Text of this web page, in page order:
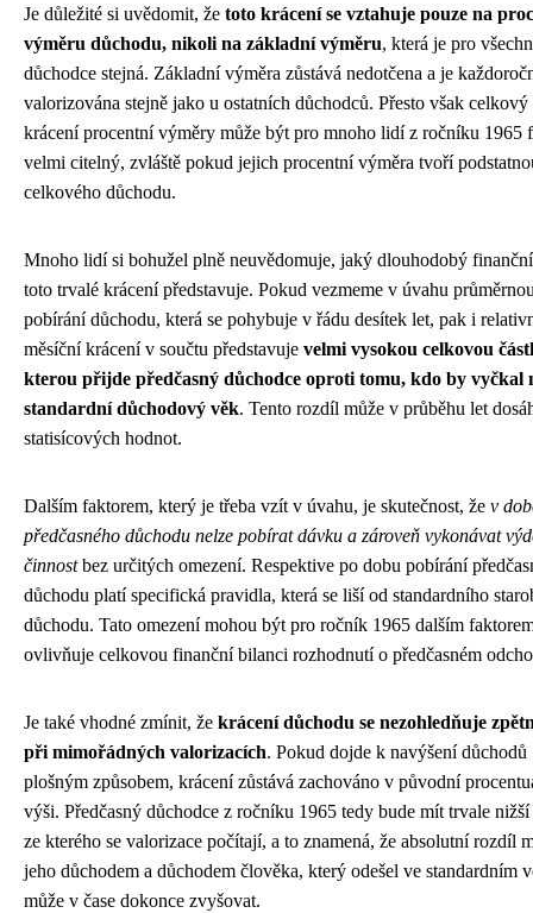
Je důležité si uvědomit, že toto krácení se vztahuje pouze na
výměru důchodu, nikoli na základní výměru, která je pro
důchodce stejná. Základní výměra zůstává nedotčena a je
valorizována stejně jako u ostatních důchodců. Přesto však celkový
krácení procentní výměry může být pro mnoho lidí z ročníku 1965
velmi citelný, zvláště pokud jejich procentní výměra tvoří
celkového důchodu.
Mnoho lidí si bohužel plně neuvědomuje, jaký dlouhodobý
toto trvalé krácení představuje. Pokud vezmeme v úvahu
pobírání důchodu, která se pohybuje v řádu desítek let, pak i
měsíční krácení v součtu představuje velmi vysokou celkovou
kterou přijde předčasný důchodce oproti tomu, kdo by vyčkal
standardní důchodový věk. Tento rozdíl může v průběhu let
statisícových hodnot.
Dalším faktorem, který je třeba vzít v úvahu, je skutečnost, že v
předčasného důchodu nelze pobírat dávku a zároveň vykonávat
činnostbez určitých omezení. Respektive po dobu pobírání
důchodu platí specifická pravidla, která se liší od standardního
důchodu. Tato omezení mohou být pro ročník 1965 dalším
ovlivňuje celkovou finanční bilanci rozhodnutí o předčasném
Je také vhodné zmínit, že krácení důchodu se nezohledňuje
při mimořádných valorizacích. Pokud dojde k navýšení důchodů
plošným způsobem, krácení zůstává zachováno v původní
výši. Předčasný důchodce z ročníku 1965 tedy bude mít trvale
ze kterého se valorizace počítají, a to znamená, že absolutní rozdíl
jeho důchodem a důchodem člověka, který odešel ve standardním
může v čase dokonce zvyšovat.